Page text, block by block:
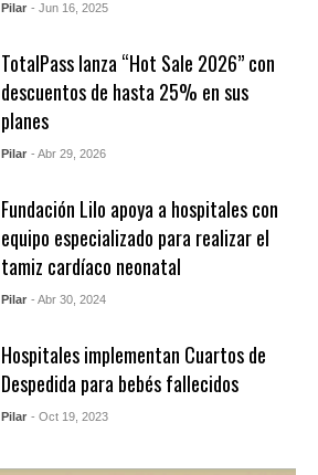
Pilar - Jun 16, 2025
TotalPass lanza “Hot Sale 2026” con
descuentos de hasta 25% en sus
planes
Pilar - Abr 29, 2026
Fundación Lilo apoya a hospitales con
equipo especializado para realizar el
tamiz cardíaco neonatal
Pilar - Abr 30, 2024
Hospitales implementan Cuartos de
Despedida para bebés fallecidos
Pilar - Oct 19, 2023